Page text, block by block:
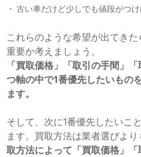
古い車だけど少しでも値段がつ
これらのような希望が出てき
重要か考えましょう。
「買取価格」「取引の手間」
つ軸の中で1番優先したいもの
ます。
そして、次に1番優先したいこ
ます。買取方法は業者選びより
取方法によって「買取価格」